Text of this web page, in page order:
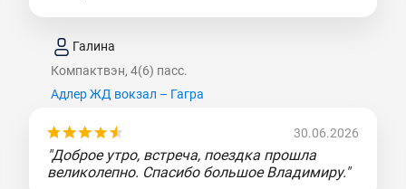
Галина
Компактвэн, 4(6) пасс.
Адлер ЖД вокзал – Гагра
30.06.2026
"Доброе утро, встреча, поездка прошла
великолепно. Спасибо большое Владимиру."